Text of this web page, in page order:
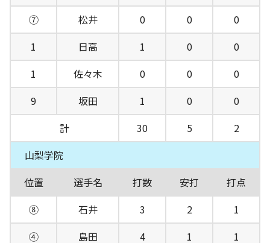
⑦
松井 0 0
0
1
日高 1 0
0
1
佐々木 0 0
0
9
坂田 1 0
0
計
30 5
2
山梨学院
位置
選手名 打数 安打
打点
⑧
石井 3 2
1
④
島田 4 1 1